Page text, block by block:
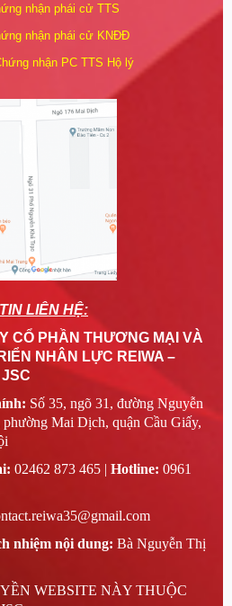
nhận phái cử TTS
nhận phái cử KNĐĐ
nhận PC TTS Hộ lý
LIÊN HỆ:
CỔ PHẦN THƯƠNG MẠI VÀ
NHÂN LỰC REIWA –
JSC
Số 35, ngõ 31, đường Nguyễn
phường Mai Dịch, quận Cầu Giấy,
02462 873 465 | Hotline: 0961
nhiệm nội dung: Bà Nguyễn Thị
WEBSITE NÀY THUỘC